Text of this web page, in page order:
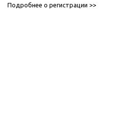
Подробнее о регистрации >>